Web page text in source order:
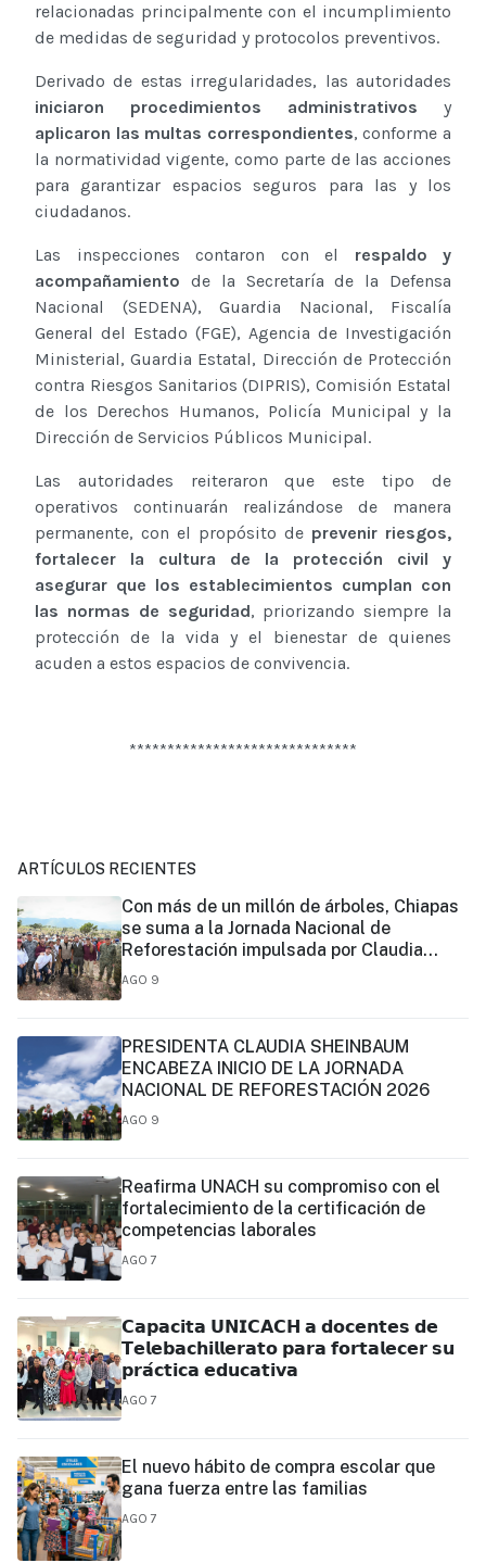
relacionadas principalmente con el incumplimiento
de medidas de seguridad y protocolos preventivos.
Derivado de estas irregularidades, las autoridades
iniciaron procedimientos administrativos y
aplicaron las multas correspondientes, conforme a
la normatividad vigente, como parte de las acciones
para garantizar espacios seguros para las y los
ciudadanos.
Las inspecciones contaron con el respaldo y
acompañamiento de la Secretaría de la Defensa
Nacional (SEDENA), Guardia Nacional, Fiscalía
General del Estado (FGE), Agencia de Investigación
Ministerial, Guardia Estatal, Dirección de Protección
contra Riesgos Sanitarios (DIPRIS), Comisión Estatal
de los Derechos Humanos, Policía Municipal y la
Dirección de Servicios Públicos Municipal.
Las autoridades reiteraron que este tipo de
operativos continuarán realizándose de manera
permanente, con el propósito de prevenir riesgos,
fortalecer la cultura de la protección civil y
asegurar que los establecimientos cumplan con
las normas de seguridad, priorizando siempre la
protección de la vida y el bienestar de quienes
acuden a estos espacios de convivencia.
******************************
ARTÍCULOS RECIENTES
Con más de un millón de árboles, Chiapas
se suma a la Jornada Nacional de
Reforestación impulsada por Claudia
Sheinbaum
AGO 9
PRESIDENTA CLAUDIA SHEINBAUM
ENCABEZA INICIO DE LA JORNADA
NACIONAL DE REFORESTACIÓN 2026
AGO 9
Reafirma UNACH su compromiso con el
fortalecimiento de la certificación de
competencias laborales
AGO 7
𝗖𝗮𝗽𝗮𝗰𝗶𝘁𝗮 𝗨𝗡𝗜𝗖𝗔𝗖𝗛 𝗮 𝗱𝗼𝗰𝗲𝗻𝘁𝗲𝘀 𝗱𝗲
𝗧𝗲𝗹𝗲𝗯𝗮𝗰𝗵𝗶𝗹𝗹𝗲𝗿𝗮𝘁𝗼 𝗽𝗮𝗿𝗮 𝗳𝗼𝗿𝘁𝗮𝗹𝗲𝗰𝗲𝗿 𝘀𝘂
𝗽𝗿𝗮́𝗰𝘁𝗶𝗰𝗮 𝗲𝗱𝘂𝗰𝗮𝘁𝗶𝘃𝗮
AGO 7
El nuevo hábito de compra escolar que
gana fuerza entre las familias
AGO 7